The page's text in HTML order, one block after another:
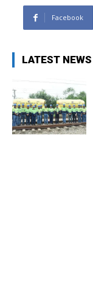
Facebook
LATEST NEWS